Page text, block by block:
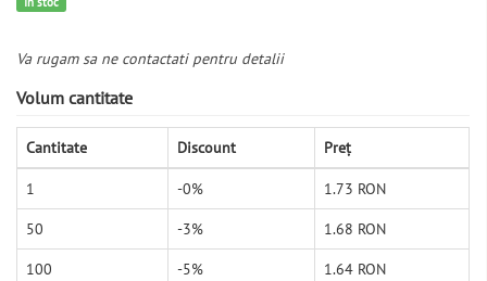
Va rugam sa ne contactati pentru detalii
Volum cantitate
Cantitate Discount Preț
1 -0% 1.73 RON
50 -3% 1.68 RON
100 -5% 1.64 RON